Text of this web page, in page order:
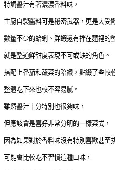
特調醬汁有著濃濃香料味，
主廚自製醬料可是秘密武器，更是大受
數量不少的蛤蜊、鮮蝦還有拌在麵裡的
就是整道鮮甜度表現不可或缺的角色。
搭配上番茄和蔬菜的陪襯，點綴了些較
整體吃下來也較不容易膩。
雖然醬汁十分特別也很夠味，
但應該會是喜好非常分明的一樣菜式，
因為如果對於香料味沒有特別喜歡甚至
可能會比較吃不習慣這種口味，